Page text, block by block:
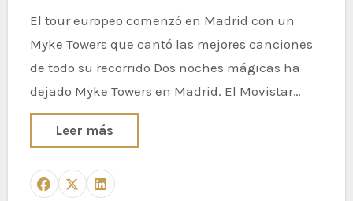
El tour europeo comenzó en Madrid con un
Myke Towers que cantó las mejores canciones
de todo su recorrido Dos noches mágicas ha
dejado Myke Towers en Madrid. El Movistar…
Leer más